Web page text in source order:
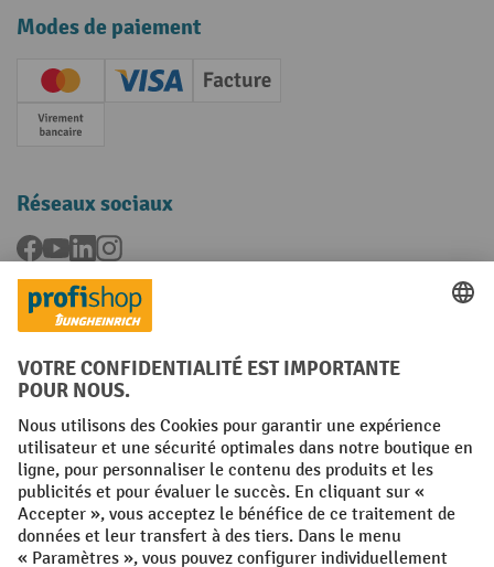
Modes de paiement
Creditcard (Master)Creditcard (Visa)
Facture
Paiement anticipé
Réseaux sociaux
Facebook
YouTubeLinkedInInstagram
Langues
FR NL
Conditions générales Mentions légales
Protection des Données Politique de cookies